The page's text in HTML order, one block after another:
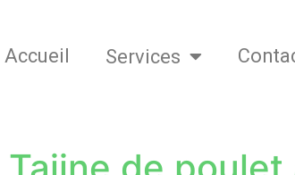
Accueil Services